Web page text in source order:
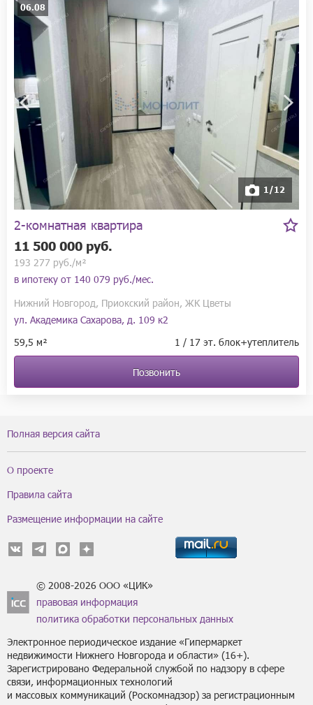
06.08
1/12
2-комнатная квартира
11 500 000 руб.
193 277 руб./м²
в ипотеку от 140 079 руб./мес.
Нижний Новгород, Приокский район, ЖК Цветы
ул. Академика Сахарова, д. 109 к2
59,5 м²
1 / 17 эт. блок+утеплитель
Позвонить
Полная версия сайта
О проекте
Правила сайта
Размещение информации на сайте
© 2008-2026 ООО «ЦИК»
правовая информация
политика обработки персональных данных
Электронное периодическое издание «Гипермаркет
недвижимости Нижнего Новгорода и области» (16+).
Зарегистрировано Федеральной службой по надзору в сфере
связи, информационных технологий
и массовых коммуникаций (Роскомнадзор) за регистрационным